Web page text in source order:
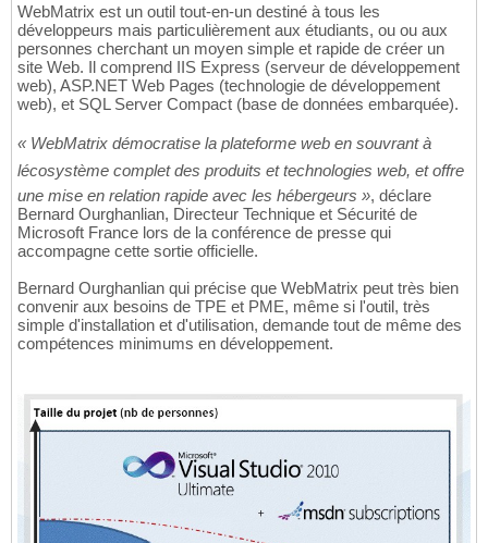
WebMatrix est un outil tout-en-un destiné à tous les
développeurs mais particulièrement aux étudiants, ou ou aux
personnes cherchant un moyen simple et rapide de créer un
site Web. Il comprend IIS Express (serveur de développement
web), ASP.NET Web Pages (technologie de développement
web), et SQL Server Compact (base de données embarquée).
« WebMatrix démocratise la plateforme web en souvrant à
lécosystème complet des produits et technologies web, et offre
une mise en relation rapide avec les hébergeurs », déclare
Bernard Ourghanlian, Directeur Technique et Sécurité de
Microsoft France lors de la conférence de presse qui
accompagne cette sortie officielle.
Bernard Ourghanlian qui précise que WebMatrix peut très bien
convenir aux besoins de TPE et PME, même si l'outil, très
simple d'installation et d'utilisation, demande tout de même des
compétences minimums en développement.